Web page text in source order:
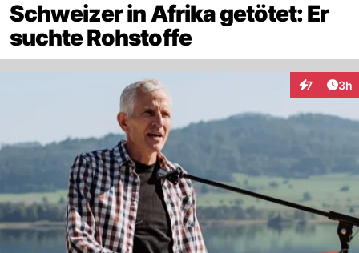
Schweizer in Afrika getötet: Er
suchte Rohstoffe
7 3h